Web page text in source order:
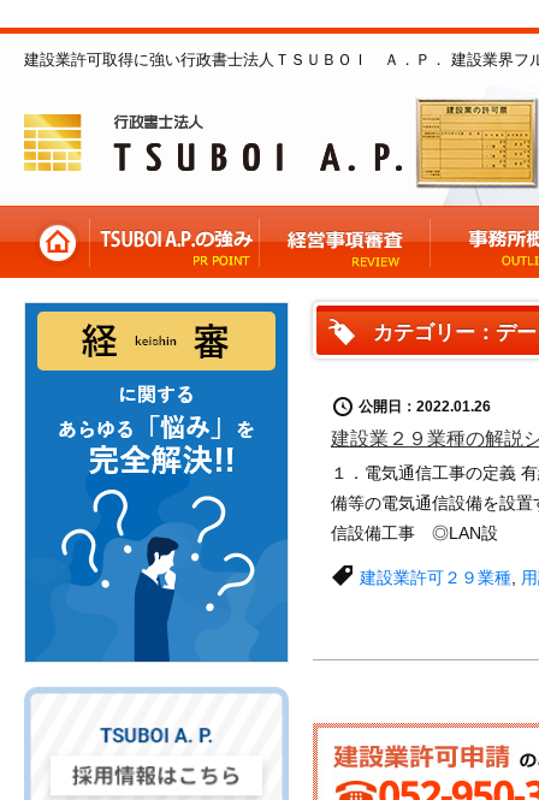
建設業許可取得に強い行政書士法人ＴＳＵＢＯＩ Ａ．Ｐ． 建設業界フ
カテゴリー：デ
公開日：2022.01.26
建設業２９業種の解説
１．電気通信工事の定義
備等の電気通信設備を設
信設備工事 ◎LAN設
建設業許可２９業種